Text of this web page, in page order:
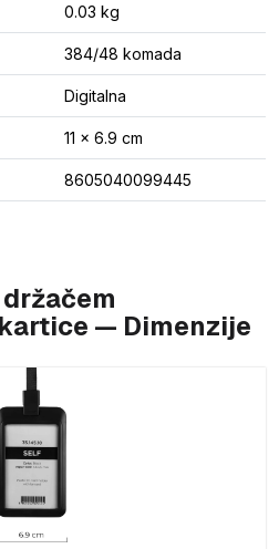
0.03 kg
384/48 komada
Digitalna
11 x 6.9 cm
8605040099445
držačem
— Dimenzije